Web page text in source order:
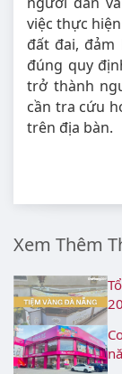
việc thực
đất đai,
đúng quy
trở thành
cần tra cứu
trên địa bàn.
Xem Thêm